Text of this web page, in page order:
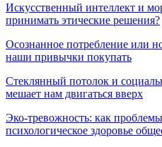
Искусственный интеллект и
принимать этические решения?
Осознанное потребление или
наши привычки покупать
Стеклянный потолок и
мешает нам двигаться вверх
Эко-тревожность: как
психологическое здоровье